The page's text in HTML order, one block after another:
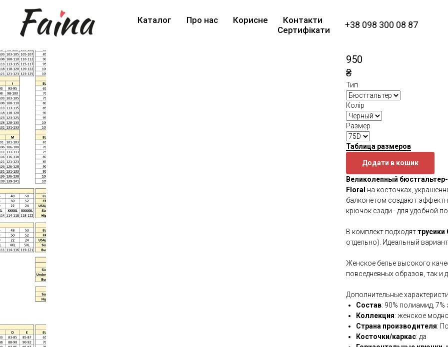
Каталог Про нас Корисне
Контакти
Сертифікати
+38 098 300 08 87
K508 Fantasia
950
₴
Тип
Колір
Размер
Таблица размеров
Додати в кошик
Великолепный
Floral на косточках,
балконетом создают
крючок сзади - для удобной
В комплект подходяттрусики
отдельно). Идеальный
Женское белье высокого
повседневных образов, так и
Дополнительные
Состав: 90% полиамид, 7%
Коллекция: женское
Страна производителя:
Косточки/каркас: да